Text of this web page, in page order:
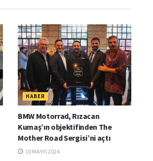
HABER
BMW Motorrad, Rızacan
Kumaş’ın objektifinden The
Mother Road Sergisi’ni açtı
10 MAYIS 2024